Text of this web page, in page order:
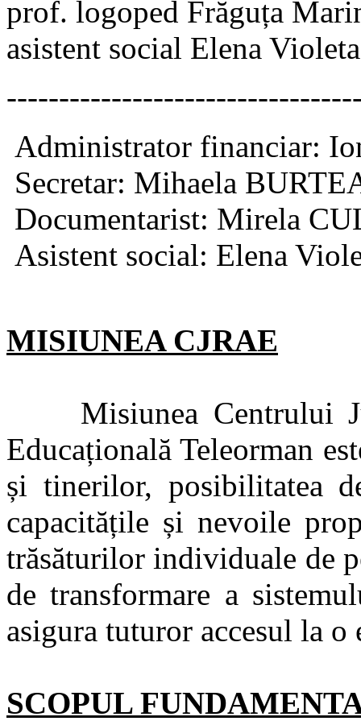
prof. logoped Frăguța
asistent social Elena
Administrator financiar:
Secretar: Mihaela
Documentarist: Mirela
Asistent social: Elena
MISIUNEA CJRAE
Misiunea Centrului
Educațională Teleorman
și tinerilor, posibilitatea
capacitățile și nevoile
trăsăturilor individuale de
de transformare a
asigura tuturor accesul la o
SCOPUL